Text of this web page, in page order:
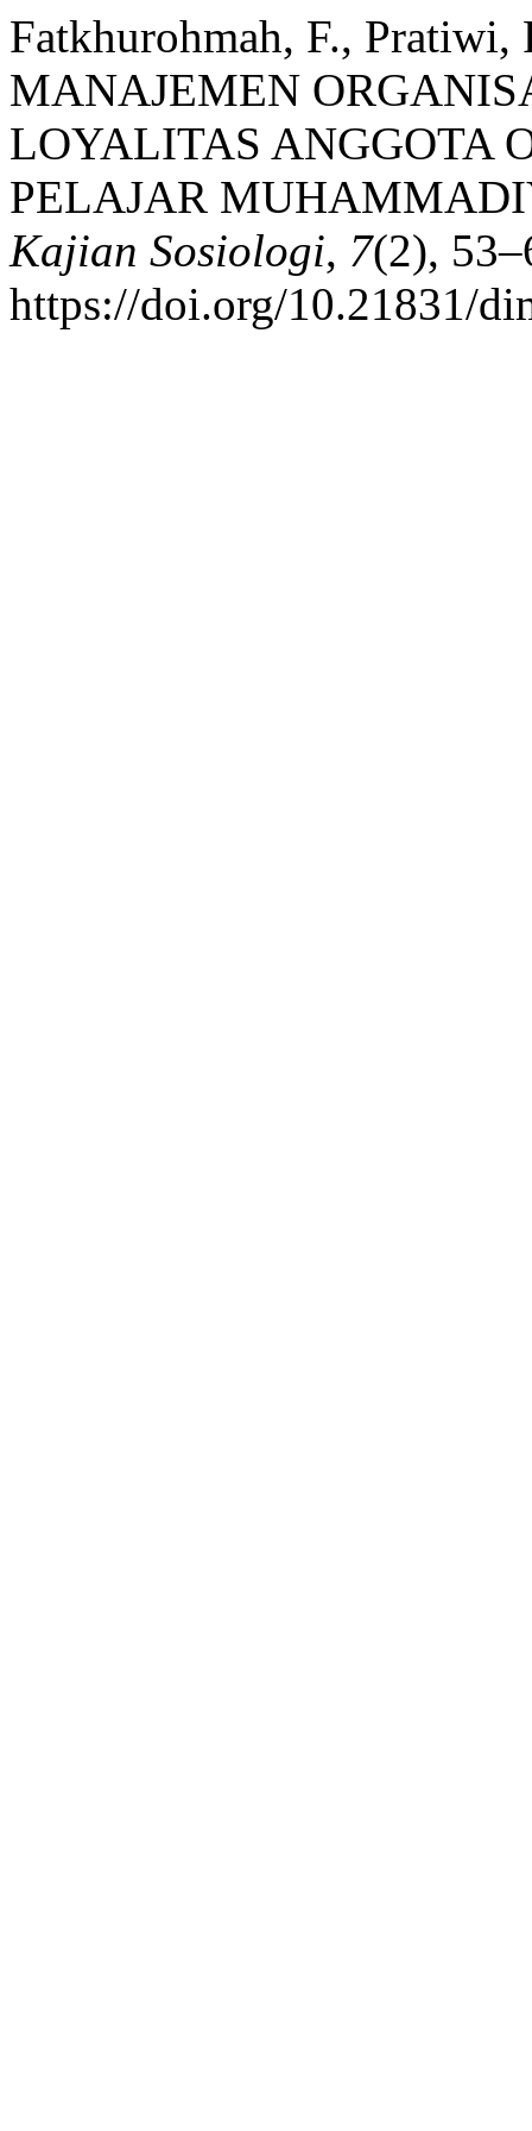
Fatkhurohmah, F.,
MANAJEMEN
LOYALITAS ANGGOTA
PELAJAR
Kajian Sosiologi, 7(2),
https://doi.org/10.21831/